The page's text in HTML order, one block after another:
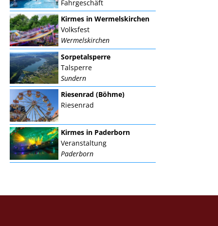
Fahrgeschäft
Kirmes in Wermelskirchen
Volksfest
Wermelskirchen
Sorpetalsperre
Talsperre
Sundern
Riesenrad (Böhme)
Riesenrad
Kirmes in Paderborn
Veranstaltung
Paderborn